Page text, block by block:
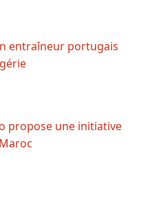
entraîneur portugais
propose une initiative